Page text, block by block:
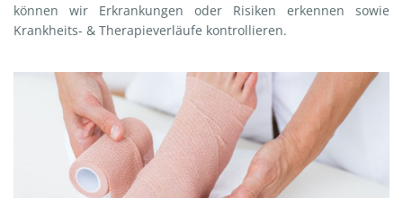
können wir Erkrankungen oder Risiken erkennen sowie
Krankheits- & Therapieverläufe kontrollieren.